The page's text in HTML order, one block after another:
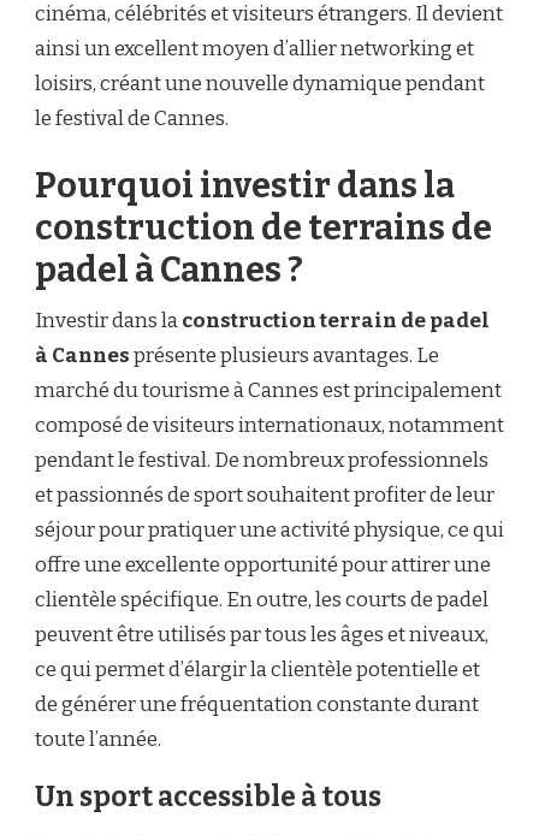
cinéma, célébrités et visiteurs étrangers. Il devient
ainsi un excellent moyen d’allier networking et
loisirs, créant une nouvelle dynamique pendant
le festival de Cannes.
Pourquoi investir dans la
construction de terrains de
padel à Cannes ?
Investir dans laconstruction terrain de padel
à Cannesprésente plusieurs avantages. Le
marché du tourisme à Cannes est principalement
composé de visiteurs internationaux, notamment
pendant le festival. De nombreux professionnels
et passionnés de sport souhaitent profiter de leur
séjour pour pratiquer une activité physique, ce qui
offre une excellente opportunité pour attirer une
clientèle spécifique. En outre, les courts de padel
peuvent être utilisés par tous les âges et niveaux,
ce qui permet d’élargir la clientèle potentielle et
de générer une fréquentation constante durant
toute l’année.
Un sport accessible à tous